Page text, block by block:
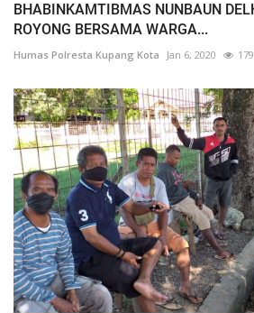
BHABINKAMTIBMAS NUNBAUN
ROYONG BERSAMA WARGA...
Humas Polresta Kupang Kota Jan 6, 2020